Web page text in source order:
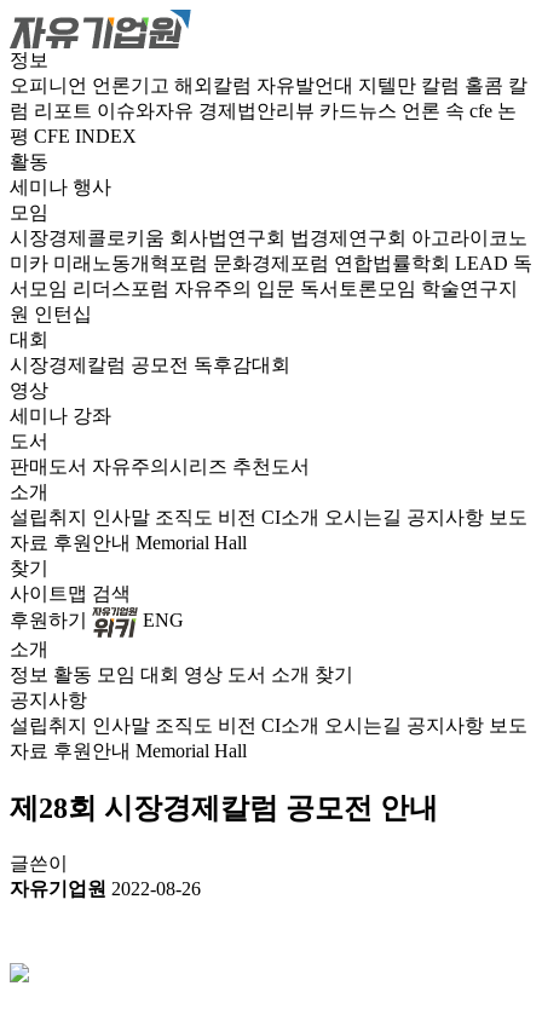
정보
오피니언 언론기고 해외칼럼 자유발언대 지텔만 칼럼 홀콤 칼
럼 리포트 이슈와자유 경제법안리뷰 카드뉴스 언론 속 cfe 논
평 CFE INDEX
활동
세미나 행사
모임
시장경제콜로키움 회사법연구회 법경제연구회 아고라이코노
미카 미래노동개혁포럼 문화경제포럼 연합법률학회 LEAD 독
서모임 리더스포럼 자유주의 입문 독서토론모임 학술연구지
원 인턴십
대회
시장경제칼럼 공모전 독후감대회
영상
세미나 강좌
도서
판매도서 자유주의시리즈 추천도서
소개
설립취지 인사말 조직도 비전 CI소개 오시는길 공지사항 보도
자료 후원안내 Memorial Hall
찾기
사이트맵 검색
후원하기
ENG
소개
정보 활동 모임 대회 영상 도서 소개 찾기
공지사항
설립취지
인사말 조직도 비전 CI소개 오시는길 공지사항 보도
자료 후원안내 Memorial Hall
제28회 시장경제칼럼 공모전 안내
글쓴이
자유기업원 2022-08-26